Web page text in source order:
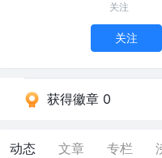
关注
关注
获得徽章 0
动态 文章 专栏